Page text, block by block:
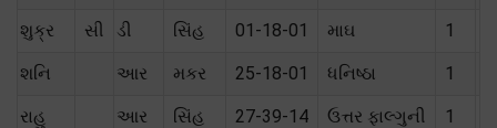
શુક્ર સી ડી સિંહ 01-18-01 માઘ 1
શનિ આર મકર 25-18-01 ધનિષ્ઠા 1
રાહુ આર સિંહ 27-39-14 ઉત્તર ફાલ્ગુની 1